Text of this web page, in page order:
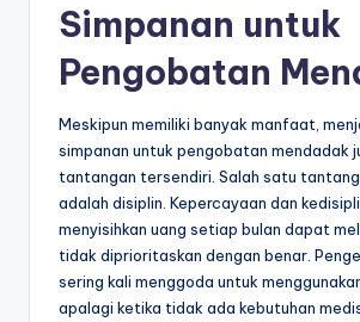
Simpanan untuk
Pengobatan
Meskipun memiliki banyak manfaat,
simpanan untuk pengobatan mendadak
tantangan tersendiri. Salah satu
adalah disiplin. Kepercayaan dan
menyisihkan uang setiap bulan dapat
tidak diprioritaskan dengan benar.
sering kali menggoda untuk
apalagi ketika tidak ada kebutuhan